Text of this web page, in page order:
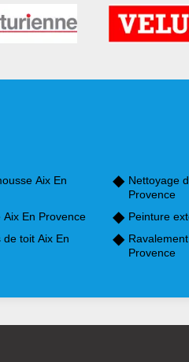
Aix En
En Provence
de toit Aix En
Nettoyage
Provence
Peinture
Provence